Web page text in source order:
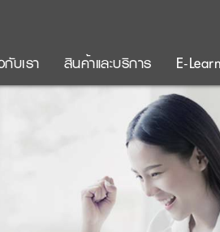
บเรา สินค้าและบริการ E-